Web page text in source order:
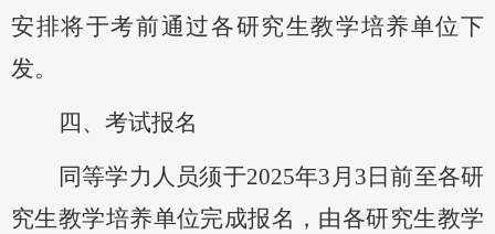
安排将于考前通过各研究生教学培养单位下
发。
四、考试报名
同等学力人员须于2025年3月 3 日前至各研
究生教学培养单位完成报名，由各研究生教学